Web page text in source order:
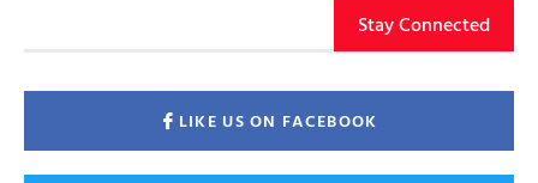
Stay Connected
LIKE US ON FACEBOOK